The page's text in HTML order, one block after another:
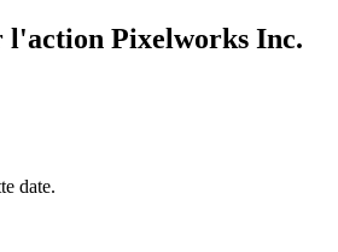
l'action Pixelworks Inc.
date.